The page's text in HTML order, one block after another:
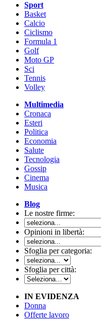
Sport
Basket
Calcio
Ciclismo
Formula 1
Golf
Moto GP
Sci
Tennis
Volley
Multimedia
Cronaca
Esteri
Politica
Economia
Salute
Tecnologia
Gossip
Cinema
Musica
Blog
Le nostre firme:
Opinioni in libertà:
Sfoglia per categoria:
Sfoglia per città:
IN EVIDENZA
Donna
Offerte lavoro